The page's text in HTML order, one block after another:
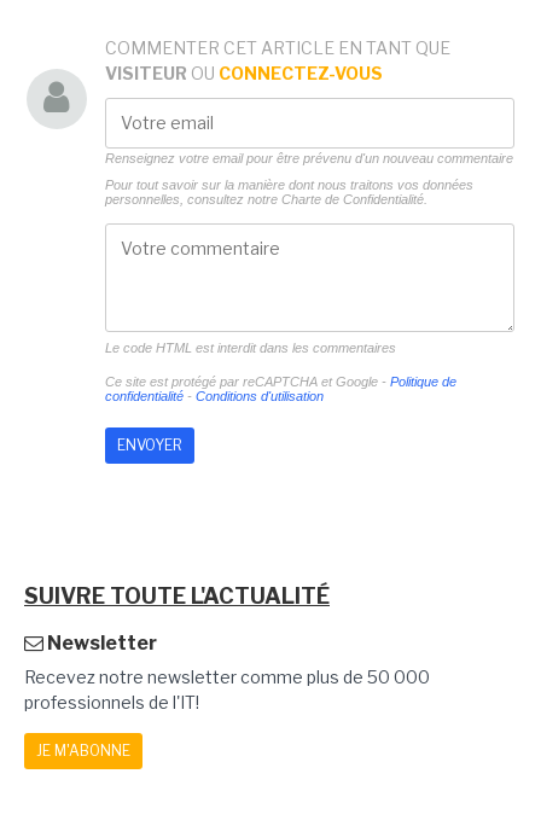
COMMENTER CET ARTICLE EN TANT QUE
VISITEUR OU CONNECTEZ-VOUS
Renseignez votre email pour être prévenu d'un nouveau commentaire
Pour tout savoir sur la manière dont nous traitons vos données
personnelles, consultez notre Charte de Confidentialité.
Le code HTML est interdit dans les commentaires
Ce site est protégé par reCAPTCHA et Google - Politique de
confidentialité- Conditions d'utilisation
SUIVRE TOUTE L'ACTUALITÉ
Newsletter
Recevez notre newsletter comme plus de 50 000
professionnels de l'IT!
JE M'ABONNE